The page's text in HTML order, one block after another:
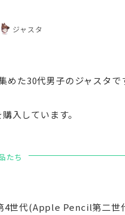
ジャスタ
た30代男子のジャスタで
入しています。
たち
4世代(Apple Pencil第二